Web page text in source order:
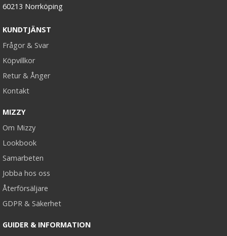
60213 Norrköping
KUNDTJÄNST
Frågor & Svar
Köpvillkor
Retur & Ånger
Kontakt
MIZZY
Om Mizzy
Lookbook
Samarbeten
Jobba hos oss
Återförsäljare
GDPR & Säkerhet
GUIDER & INFORMATION